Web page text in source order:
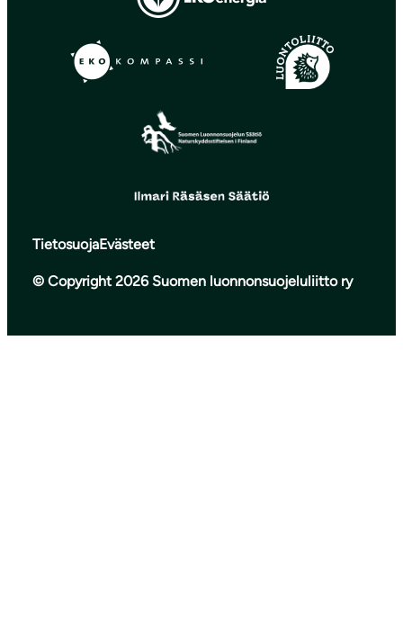
TietosuojaEvästeet
© Copyright 2026 Suomen luonnonsuojeluliitto ry